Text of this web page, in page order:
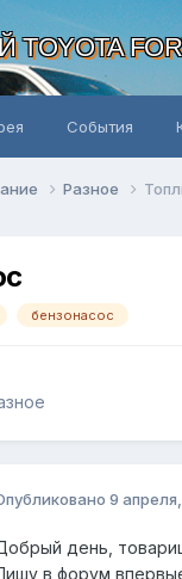
События
Разное
бензонасос
9
день,
в форум